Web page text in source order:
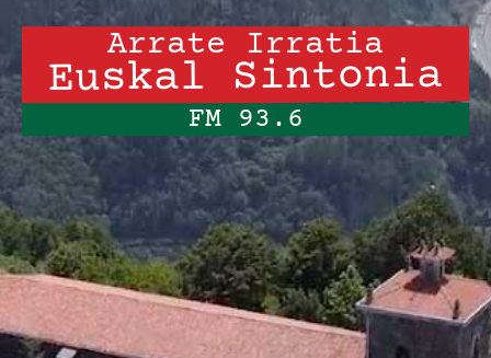
Arrate Irratia
Euskal Sintonia
FM 93.6